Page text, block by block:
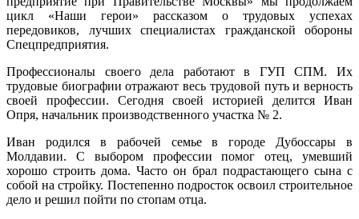
цикл «Наши герои» рассказом о трудовых успехах
передовиков, лучших специалистах гражданской обороны
Спецпредприятия.
Профессионалы своего дела работают в ГУП СПМ. Их
трудовые биографии отражают весь трудовой путь и верность
своей профессии. Сегодня своей историей делится Иван
Опря, начальник производственного участка № 2.
Иван родился в рабочей семье в городе Дубоссары в
Молдавии. С выбором профессии помог отец, умевший
хорошо строить дома. Часто он брал подрастающего сына с
собой на стройку. Постепенно подросток освоил строительное
дело и решил пойти по стопам отца.